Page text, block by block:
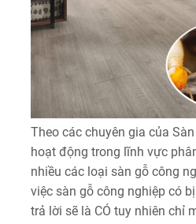
Theo các chuyên gia của
hoạt động trong lĩnh vực
nhiều các loại sàn gỗ công
việc sàn gỗ công nghiệp có
trả lời sẽ là CÓ tuy nhiên chỉ